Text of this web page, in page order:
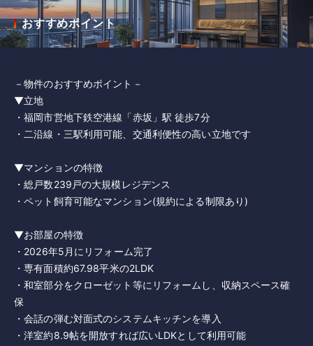
おすすめポイント
－物件のおすすめポイント－
▼立地
・福岡市営地下鉄空港線「赤坂」駅 徒歩7分
・二沿線・三駅利用可能、交通利便性の高い立地です
▼マンションの特徴
・総戸数239戸の大規模レジデンス
・ペット飼育可能なマンション(規約による制限あり)
▼お部屋の特徴
・2026年5月にリフォーム完了
・専有面積約67.98平米の2LDK
・和室部分をクローゼット等にリフォームし、収納スペース確
保
・会話の弾む対面式のシステムキッチンを導入
・洋室約8.9帖を開放すれば広いLDKとして利用可能